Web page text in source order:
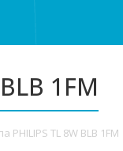
1FM
PHILIPS TL 8W BLB 1FM